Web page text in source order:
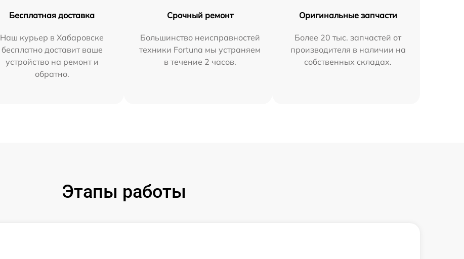
Бесплатная доставка
Наш курьер в Хабаровске
бесплатно доставит ваше
устройство на ремонт и
обратно.
Срочный ремонт
Большинство неисправностей
техники Fortuna мы устраняем
в течение 2 часов.
Оригинальные запчасти
Более 20 тыс. запчастей от
производителя в наличии на
собственных складах.
Этапы работы